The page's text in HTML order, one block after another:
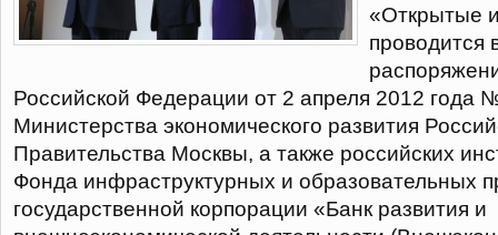
«Открытые
проводится
Российской Федерации от 2 апреля 2012 года
Министерства экономического развития
Правительства Москвы, а также российских
Фонда инфраструктурных и
государственной корпорации «Банк развития и